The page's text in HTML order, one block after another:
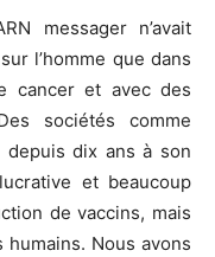
messager n’avait
l’homme que dans
cancer et avec des
sociétés comme
depuis dix ans à son
et beaucoup
de vaccins, mais
humains. Nous avons